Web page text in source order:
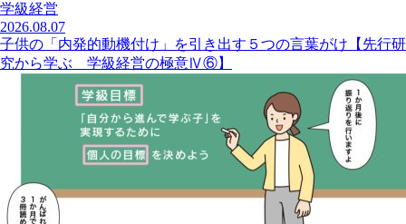
学級経営
2026.08.07
子供の「内発的動機付け」を引き出す５つの言葉がけ【先行研
究から学ぶ 学級経営の極意Ⅳ⑥】